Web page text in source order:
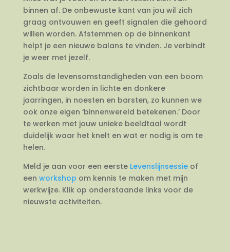
binnen af. De onbewuste kant van jou wil zich
graag ontvouwen en geeft signalen die gehoord
willen worden. Afstemmen op de binnenkant
helpt je een nieuwe balans te vinden. Je verbindt
je weer met jezelf.
Zoals de levensomstandigheden van een boom
zichtbaar worden in lichte en donkere
jaarringen, in noesten en barsten, zo kunnen we
ook onze eigen ‘binnenwereld betekenen.’ Door
te werken met jouw unieke beeldtaal wordt
duidelijk waar het knelt en wat er nodig is om te
helen.
Meld je aan voor een eerste Levenslijnsessieof
een workshop om kennis te maken met mijn
werkwijze. Klik op onderstaande links voor de
nieuwste activiteiten.